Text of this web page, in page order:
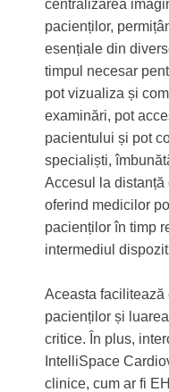
centralizarea
pacienților,
esențiale din
timpul necesar
pot vizualiza și
examinări, pot
pacientului și pot
specialiști,
Accesul la distanță
oferind medicilor
pacienților în timp
intermediul
Aceasta facilitează
pacienților și
critice. În plus,
IntelliSpace
clinice, cum ar fi